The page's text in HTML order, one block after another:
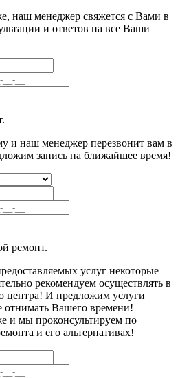
наш менеджер свяжется с Вами в
и ответов на все Ваши
и наш менеджер перезвонит вам в
запись на ближайшее время!
ремонт.
услуг некоторые
рекомендуем осуществлять в
центра! И предложим услуги
отнимать Вашего времени!
и мы проконсультируем по
и его альтернативах!